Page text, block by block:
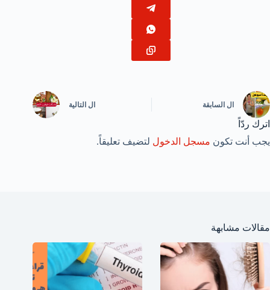
ال السابقة ال التالية
اترك ردّاً
يجب أنت تكون مسجل الدخول لتضيف تعليقاً.
مقالات مشابهة